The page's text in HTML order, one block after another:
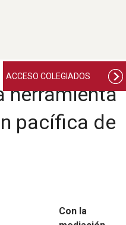
ACCESO COLEGIADOS
herramienta
pacífica de
Con la